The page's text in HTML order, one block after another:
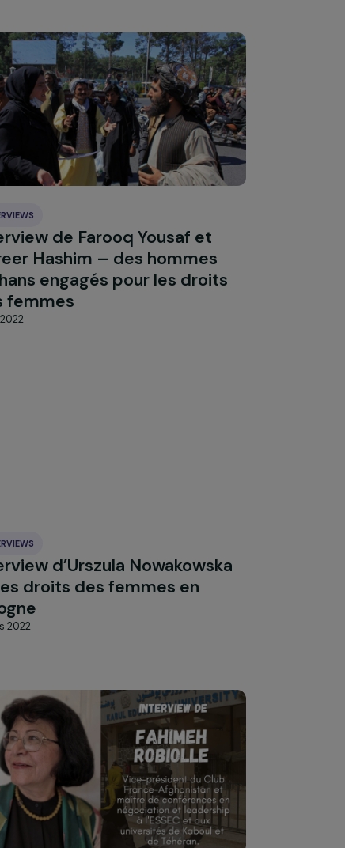
INTERVIEWS
Interview de Carol Mann : 1 an
après la prise de pouvoir des
Talibans, les droits des afghanes
attaqués de toute part
des femmes
3 mai 2022
INTERVIEWS